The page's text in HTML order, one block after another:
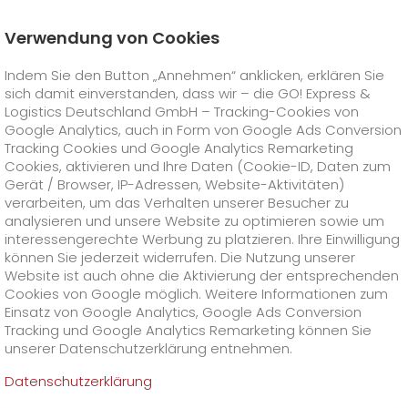
GO! Courier
GO! City
GO!Direct
GO!Same Day
GO! Touren
GO!On-Board-Courier
GO!Air Charter
GO! Express
GO!Overnight
Preise
Treibstoffzuschlag Overnight
>
GO!Worldwide +
Treibstoffzuschlag Worldwide
>
GO! Solutions
Branchenlösungen +
GO! Healthcare
GO!Hightech
GO!Media & Trade
Besondere Versandinhalte +
GO!Tierversand
GO!Gefahrgut
Besondere Versandanforderungen
GO!Freight-Service
GO! Value Added Services
Online Services +
GO! Kundenportal
Kundenportal Registrierung
IT Anbindungen
Unternehmen
Ausbildung als Kaufmann (m/w/d) für
Büromanagement, Schwerpunkt Vertrieb in Plattling 2025
Verwendung von Cookies
Indem Sie den Button „Annehmen“ anklicken, erklären Sie
sich damit einverstanden, dass wir – die GO! Express &
Logistics Deutschland GmbH – Tracking-Cookies von
Google Analytics, auch in Form von Google Ads Conversion
Tracking Cookies und Google Analytics Remarketing
Cookies, aktivieren und Ihre Daten (Cookie-ID, Daten zum
Gerät / Browser, IP-Adressen, Website-Aktivitäten)
verarbeiten, um das Verhalten unserer Besucher zu
analysieren und unsere Website zu optimieren sowie um
interessengerechte Werbung zu platzieren. Ihre Einwilligung
können Sie jederzeit widerrufen. Die Nutzung unserer
Website ist auch ohne die Aktivierung der entsprechenden
Cookies von Google möglich. Weitere Informationen zum
Einsatz von Google Analytics, Google Ads Conversion
Tracking und Google Analytics Remarketing können Sie
unserer Datenschutzerklärung entnehmen.
Datenschutzerklärung